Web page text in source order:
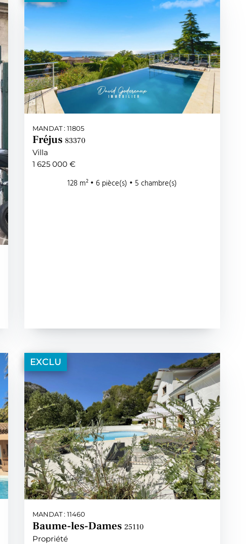
MANDAT : 11805
Fréjus 83370
Villa
1 625 000 €
128 m² • 6 pièce(s) • 5 chambre(s)
EXCLU
MANDAT : 11460
Baume-les-Dames 25110
Propriété